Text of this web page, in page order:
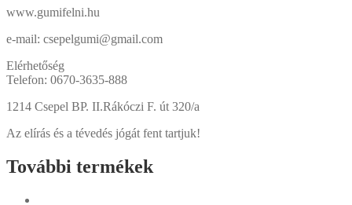
www.gumifelni.hu
e-mail: csepelgumi@gmail.com
Elérhetőség
Telefon: 0670-3635-888
1214 Csepel BP. II.Rákóczi F. út 320/a
Az elírás és a tévedés jógát fent tartjuk!
További termékek